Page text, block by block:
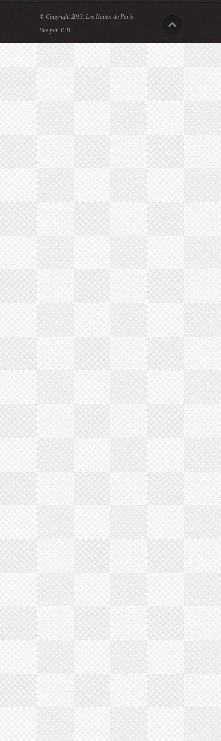
© Copyright 2013. Les Nautes de Paris
Site par JCB